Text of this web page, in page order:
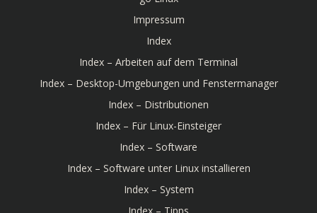
Impressum
Index
Index – Arbeiten auf dem Terminal
Index – Desktop-Umgebungen und Fenstermanager
Index – Distributionen
Index – Für Linux-Einsteiger
Index – Software
Index – Software unter Linux installieren
Index – System